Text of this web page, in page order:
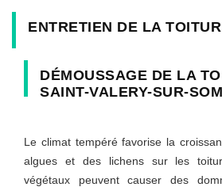
ENTRETIEN DE LA
DÉMOUSSAGE DE LA
SAINT-VALERY-SUR-
Le climat tempéré favorise la
algues et des lichens sur les
végétaux peuvent causer des